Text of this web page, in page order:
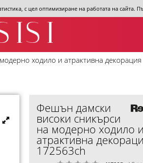
с цел оптимизиране на работата на сайта.
ходило и атрактивна
Фешън дамски
високи сникърси
на модерно ходило и
атрактивна
172563ch